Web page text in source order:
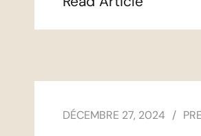
DÉCEMBRE 27, 2024